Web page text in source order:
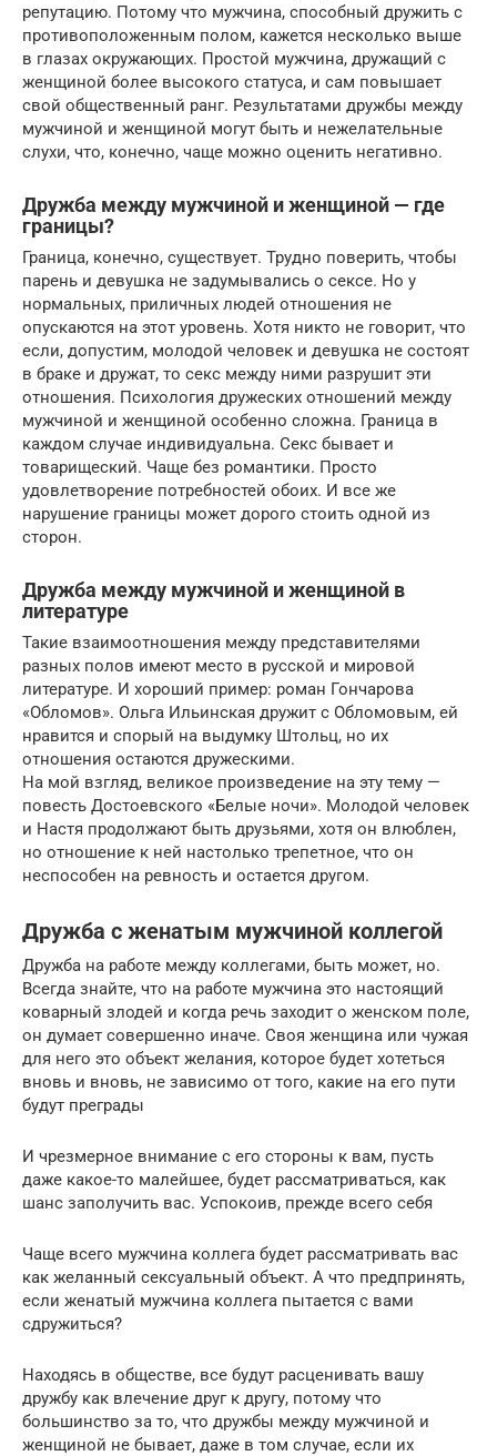
репутацию. Потому что мужчина, способный дружить с
противоположенным полом, кажется несколько выше
в глазах окружающих. Простой мужчина, дружащий с
женщиной более высокого статуса, и сам повышает
свой общественный ранг. Результатами дружбы между
мужчиной и женщиной могут быть и нежелательные
слухи, что, конечно, чаще можно оценить негативно.
Дружба между мужчиной и женщиной — где
границы?
Граница, конечно, существует. Трудно поверить, чтобы
парень и девушка не задумывались о сексе. Но у
нормальных, приличных людей отношения не
опускаются на этот уровень. Хотя никто не говорит, что
если, допустим, молодой человек и девушка не состоят
в браке и дружат, то секс между ними разрушит эти
отношения. Психология дружеских отношений между
мужчиной и женщиной особенно сложна. Граница в
каждом случае индивидуальна. Секс бывает и
товарищеский. Чаще без романтики. Просто
удовлетворение потребностей обоих. И все же
нарушение границы может дорого стоить одной из
сторон.
Дружба между мужчиной и женщиной в
литературе
Такие взаимоотношения между представителями
разных полов имеют место в русской и мировой
литературе. И хороший пример: роман Гончарова
«Обломов». Ольга Ильинская дружит с Обломовым, ей
нравится и спорый на выдумку Штольц, но их
отношения остаются дружескими.
На мой взгляд, великое произведение на эту тему —
повесть Достоевского «Белые ночи». Молодой человек
и Настя продолжают быть друзьями, хотя он влюблен,
но отношение к ней настолько трепетное, что он
неспособен на ревность и остается другом.
Дружба с женатым мужчиной коллегой
Дружба на работе между коллегами, быть может, но.
Всегда знайте, что на работе мужчина это настоящий
коварный злодей и когда речь заходит о женском поле,
он думает совершенно иначе. Своя женщина или чужая
для него это объект желания, которое будет хотеться
вновь и вновь, не зависимо от того, какие на его пути
будут преграды
И чрезмерное внимание с его стороны к вам, пусть
даже какое-то малейшее, будет рассматриваться, как
шанс заполучить вас. Успокоив, прежде всего себя
Чаще всего мужчина коллега будет рассматривать вас
как желанный сексуальный объект. А что предпринять,
если женатый мужчина коллега пытается с вами
сдружиться?
Находясь в обществе, все будут расценивать вашу
дружбу как влечение друг к другу, потому что
большинство за то, что дружбы между мужчиной и
женщиной не бывает, даже в том случае, если их